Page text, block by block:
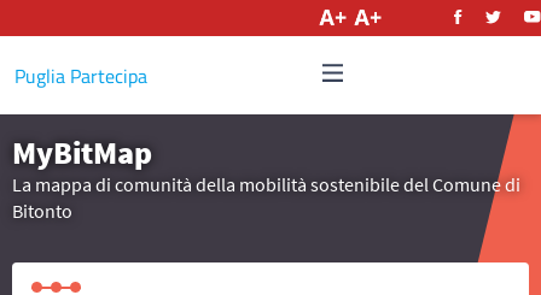
Puglia Partecipa
MyBitMap
La mappa di comunità della mobilità sostenibile del Comune di
Bitonto